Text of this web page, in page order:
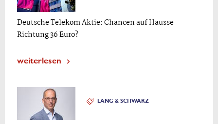
Deutsche Telekom Aktie: Chancen auf Hausse
Richtung 36 Euro?
weiterlesen
LANG & SCHWARZ